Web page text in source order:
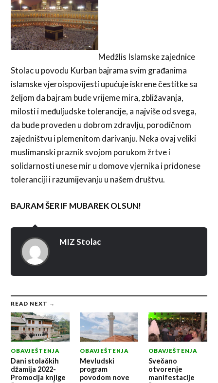
Medžlis Islamske zajednice
Stolac u povodu Kurban bajrama svim građanima
islamske vjeroispovijesti upućuje iskrene čestitke sa
željom da bajram bude vrijeme mira, zbližavanja,
milosti i međuljudske tolerancije, a najviše od svega,
da bude proveden u dobrom zdravlju, porodičnom
zajedništvu i plemenitom darivanju. Neka ovaj veliki
muslimanski praznik svojom porukom žrtve i
solidarnosti unese mir u domove vjernika i pridonese
toleranciji i razumijevanju u našem društvu.
BAJRAM ŠERIF MUBAREK OLSUN!
MIZ Stolac
READ NEXT →
OBAVJEŠTENJA
Dani stolačkih
džamija 2022-
Promocija knjige
OBAVJEŠTENJA
Mevludski
program
povodom nove
OBAVJEŠTENJA
Svečano
otvorenje
manifestacije